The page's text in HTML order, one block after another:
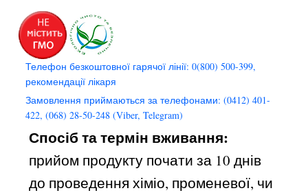
Телефон безкоштовної гарячої лінії: 0(800) 500-399,
рекомендації лікаря
Замовлення приймаються за телефонами: (0412) 401-
422, (068) 28-50-248 (Viber, Telegram)
Спосіб та термін вживання:
прийом продукту почати за 10 днів
до проведення хіміо, променевої, чи